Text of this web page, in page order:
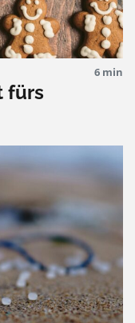
6 min
fürs